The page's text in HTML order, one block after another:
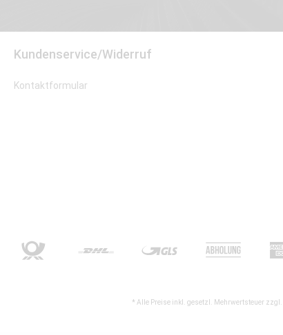
Kundenservice/Widerruf
Kontaktformular
* Alle Preise inkl. gesetzl. Mehrwertsteuer zzgl.